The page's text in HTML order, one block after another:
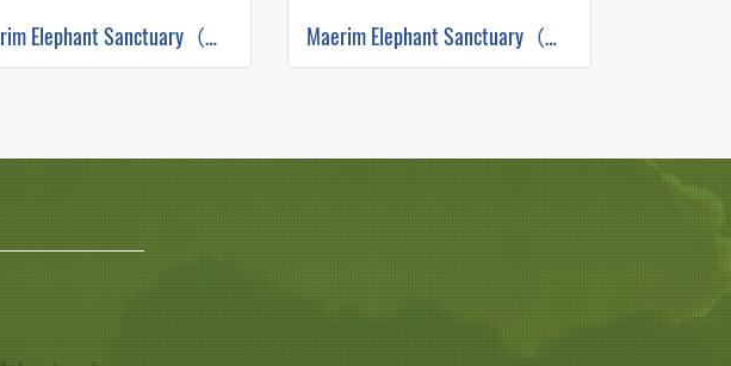
Maerim Elephant Sanctuary（早上半天） Maerim Elephant Sanctuary（下午半天）